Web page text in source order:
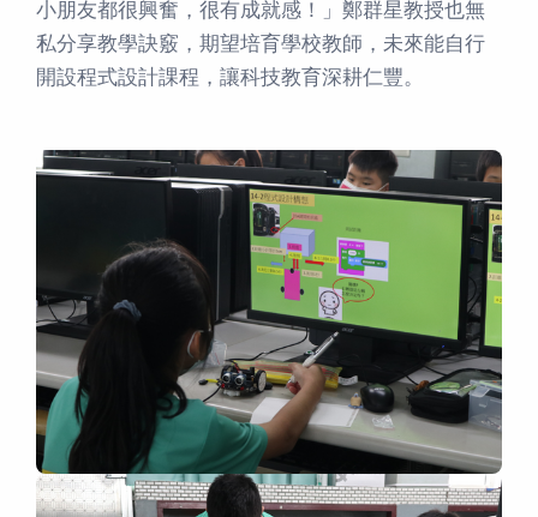
小朋友都很興奮，很有成就感！」鄭群星教授也無
私分享教學訣竅，期望培育學校教師，未來能自行
開設程式設計課程，讓科技教育深耕仁豐。